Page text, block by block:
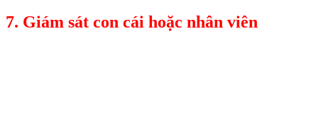
7. Giám sát con cái hoặc nhân viên